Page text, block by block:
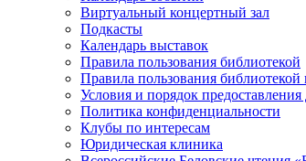
Виртуальный концертный зал
Подкасты
Календарь выставок
Правила пользования библиотекой
Правила пользования библиотекой
Условия и порядок
Политика конфиденциальности
Клубы по интересам
Юридическая клиника